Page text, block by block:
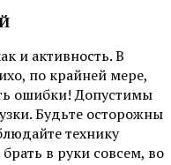
и активность. В
по крайней мере,
ошибки! Допустимы
Будьте осторожны
технику
в руки совсем, во